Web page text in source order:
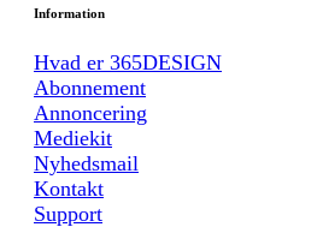
Information
Hvad er 365DESIGN
Abonnement
Annoncering
Mediekit
Nyhedsmail
Kontakt
Support